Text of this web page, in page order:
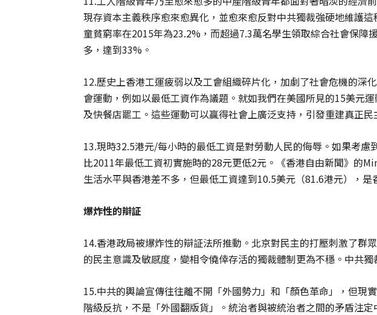
現存資本主義秩序愈來愈異化，並愈來愈反對中共獨裁強硬地維護
童貧窮率在2015年為23.2%，而超過7.3萬名學生領取綜合社會保障
多，達到33%。
12.歷史上香港工運疲弱以及工會組織碎片化，加劇了社會危機的深
會運動，例如以最低工資作為議題。就如我們在美國所見的15美元
及快餐店罷工。這些運動可以贏得社會上廣泛支持，引發重建真正民
13.現時32.5港元/每小時的最低工資是對勞動人民的侮辱。如果考慮
比2011年最低工資初實施時的28元更低2元。《香港自由新聞》的
生活水平與香港差不多，但最低工資達到10.5美元（81.6港元），是
爆炸性的辯証
14.香港政局被爆炸性的辯証法所推動。北京對民主的打壓刺激了群
的民主意識及敏感度，變相令僥倖存活的獨裁體制更為不穩。中共
15.中共的輿論宣傳往往離不開「外國勢力」和「顏色革命」，但現
階級反抗，不是「外國翻版貨」。統治者與被統治者之間的矛盾注